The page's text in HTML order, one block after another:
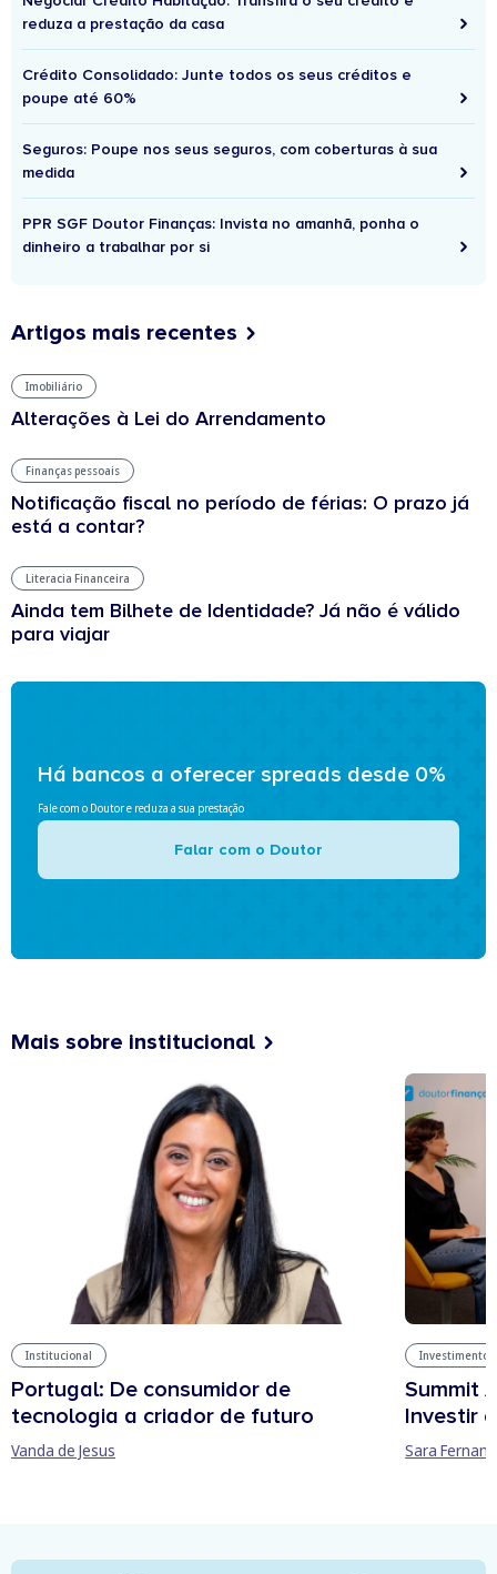
reduza a prestação da casa
Crédito Consolidado: Junte todos os seus créditos e
poupe até 60%
Seguros: Poupe nos seus seguros, com coberturas à sua
medida
PPR SGF Doutor Finanças: Invista no amanhã, ponha o
dinheiro a trabalhar por si
Artigos mais recentes
Imobiliário
Alterações à Lei do Arrendamento
Finanças pessoais
Notificação fiscal no período de férias: O prazo já
está a contar?
Literacia Financeira
Ainda tem Bilhete de Identidade? Já não é válido
para viajar
Há bancos a oferecer spreads desde 0%
Fale com o Doutor e reduza a sua prestação
Falar com o Doutor
Mais sobre institucional
Institucional
Portugal: De consumidor de
tecnologia a criador de futuro
Vanda de Jesus
Investimentos
Summit
Investir
Sara